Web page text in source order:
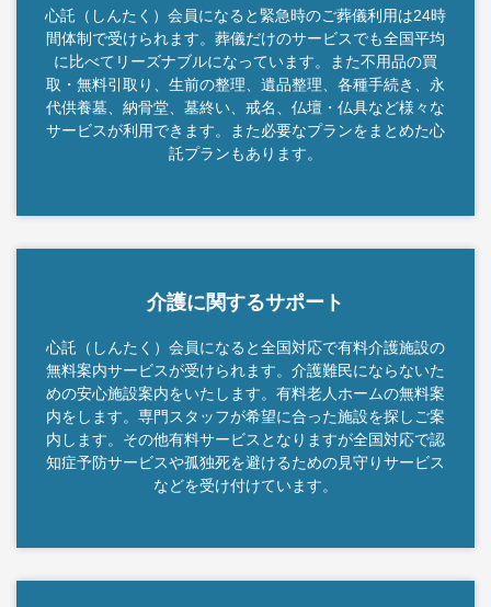
心託（しんたく）会員になると緊急時のご葬儀利用は24時
間体制で受けられます。葬儀だけのサービスでも全国平均
に比べてリーズナブルになっています。また不用品の買
取・無料引取り、生前の整理、遺品整理、各種手続き、永
代供養墓、納骨堂、墓終い、戒名、仏壇・仏具など様々な
サービスが利用できます。また必要なプランをまとめた心
託プランもあります。
介護に関するサポート
心託（しんたく）会員になると全国対応で有料介護施設の
無料案内サービスが受けられます。介護難民にならないた
めの安心施設案内をいたします。有料老人ホームの無料案
内をします。専門スタッフが希望に合った施設を探しご案
内します。その他有料サービスとなりますが全国対応で認
知症予防サービスや孤独死を避けるための見守りサービス
などを受け付けています。